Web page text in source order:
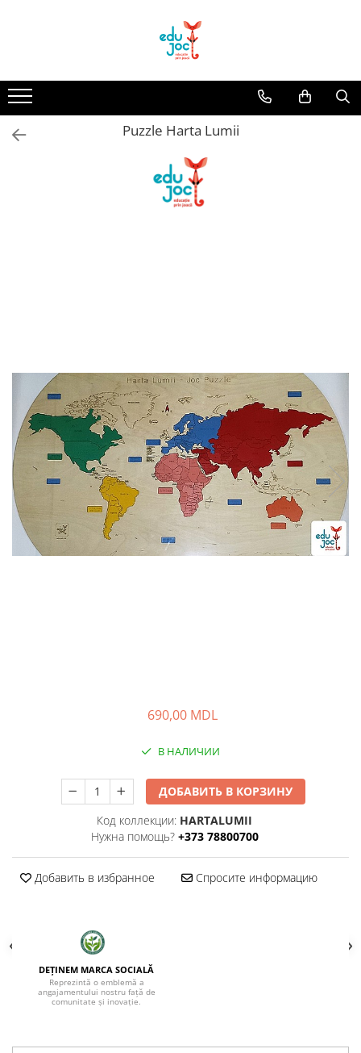
1-2 ani
3-4 ani
5-7 ani
Puzzle Harta Lumii
690,00 MDL
В НАЛИЧИИ
ДОБАВИТЬ В КОРЗИНУ
Код коллекции: HARTALUMII
Нужна помощь? +373 78800700
Добавить в избранное Спросите информацию
DEȚINEM MARCA SOCIALĂ
Reprezintă o emblemă a
angajamentului nostru față de
comunitate și inovație.